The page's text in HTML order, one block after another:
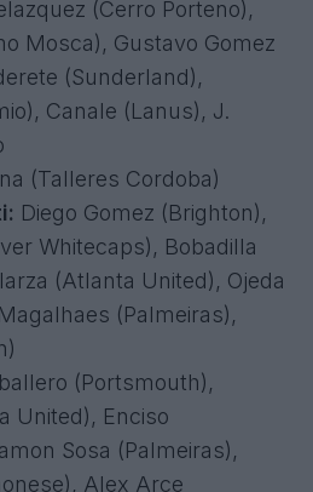
(Cerro Porteno),
Mosca), Gustavo Gomez
(Sunderland),
Canale (Lanus), J.
(Talleres Cordoba)
Diego Gomez (Brighton),
Whitecaps), Bobadilla
(Atlanta United), Ojeda
(Palmeiras),
(Portsmouth),
United), Enciso
Sosa (Palmeiras),
Alex Arce